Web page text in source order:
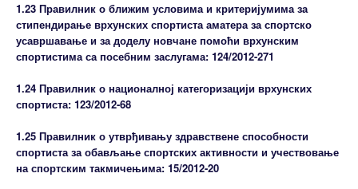
1.23 Правилник о ближим условима и критеријумима за
стипендирање врхунских спортиста аматера за спортско
усавршавање и за доделу новчане помоћи врхунским
спортистима са посебним заслугама: 124/2012-271
1.24 Правилник о националној категоризацији врхунских
спортиста: 123/2012-68
1.25 Правилник о утврђивању здравствене способности
спортиста за обављање спортских активности и учествовање
на спортским такмичењима: 15/2012-20